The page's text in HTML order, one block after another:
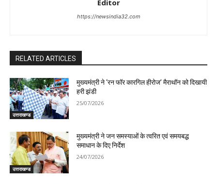
Editor
https://newsindia32.com
RELATED ARTICLES
उत्तराखण्ड
मुख्यमंत्री ने ‘रन फॉर कारगिल हीरोज’ मैराथॉन को दिखायी
हरी झंडी
25/07/2026
उत्तराखण्ड
मुख्यमंत्री ने जन समस्याओं के त्वरित एवं समयबद्ध
समाधान के दिए निर्देश
24/07/2026